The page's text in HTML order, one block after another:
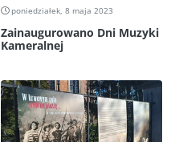
poniedziałek, 8 maja 2023
Zainaugurowano Dni Muzyki
Kameralnej